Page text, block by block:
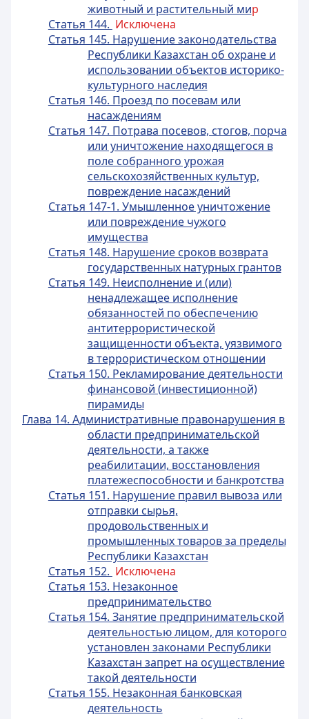
животный и растительный мир
Статья 144. Исключена
Статья 145. Нарушение законодательства
Республики Казахстан об охране и
использовании объектов историко-
культурного наследия
Статья 146. Проезд по посевам или
насаждениям
Статья 147. Потрава посевов, стогов, порча
или уничтожение находящегося в
поле собранного урожая
сельскохозяйственных культур,
повреждение насаждений
Статья 147-1. Умышленное уничтожение
или повреждение чужого
имущества
Статья 148. Нарушение сроков возврата
государственных натурных грантов
Статья 149. Неисполнение и (или)
ненадлежащее исполнение
обязанностей по обеспечению
антитеррористической
защищенности объекта, уязвимого
в террористическом отношении
Статья 150. Рекламирование деятельности
финансовой (инвестиционной)
пирамиды
Глава 14. Административные правонарушения в
области предпринимательской
деятельности, а также
реабилитации, восстановления
платежеспособности и банкротства
Статья 151. Нарушение правил вывоза или
отправки сырья,
продовольственных и
промышленных товаров за пределы
Республики Казахстан
Статья 152. Исключена
Статья 153. Незаконное
предпринимательство
Статья 154. Занятие предпринимательской
деятельностью лицом, для которого
установлен законами Республики
Казахстан запрет на осуществление
такой деятельности
Статья 155. Незаконная банковская
деятельность